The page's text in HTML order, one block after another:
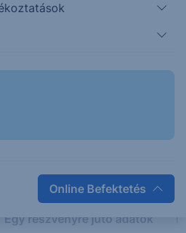
Online Befektetés
Egy részvényre jutó adatok